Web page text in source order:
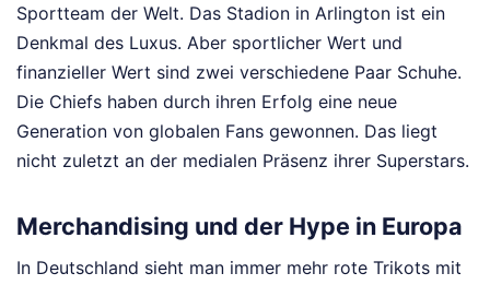
Sportteam der Welt. Das Stadion in Arlington ist ein
Denkmal des Luxus. Aber sportlicher Wert und
finanzieller Wert sind zwei verschiedene Paar Schuhe.
Die Chiefs haben durch ihren Erfolg eine neue
Generation von globalen Fans gewonnen. Das liegt
nicht zuletzt an der medialen Präsenz ihrer Superstars.
Merchandising und der Hype in Europa
In Deutschland sieht man immer mehr rote Trikots mit